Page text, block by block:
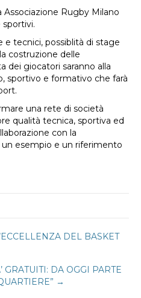
Rugby Milano
tecnici, possiblità di stage
costruzione delle
dei giocatori saranno alla
sportivo e formativo che farà
una rete di società
qualità tecnica, sportiva ed
con la
esempio e un riferimento
DEL BASKET
GRATUITI: DA OGGI PARTE
→